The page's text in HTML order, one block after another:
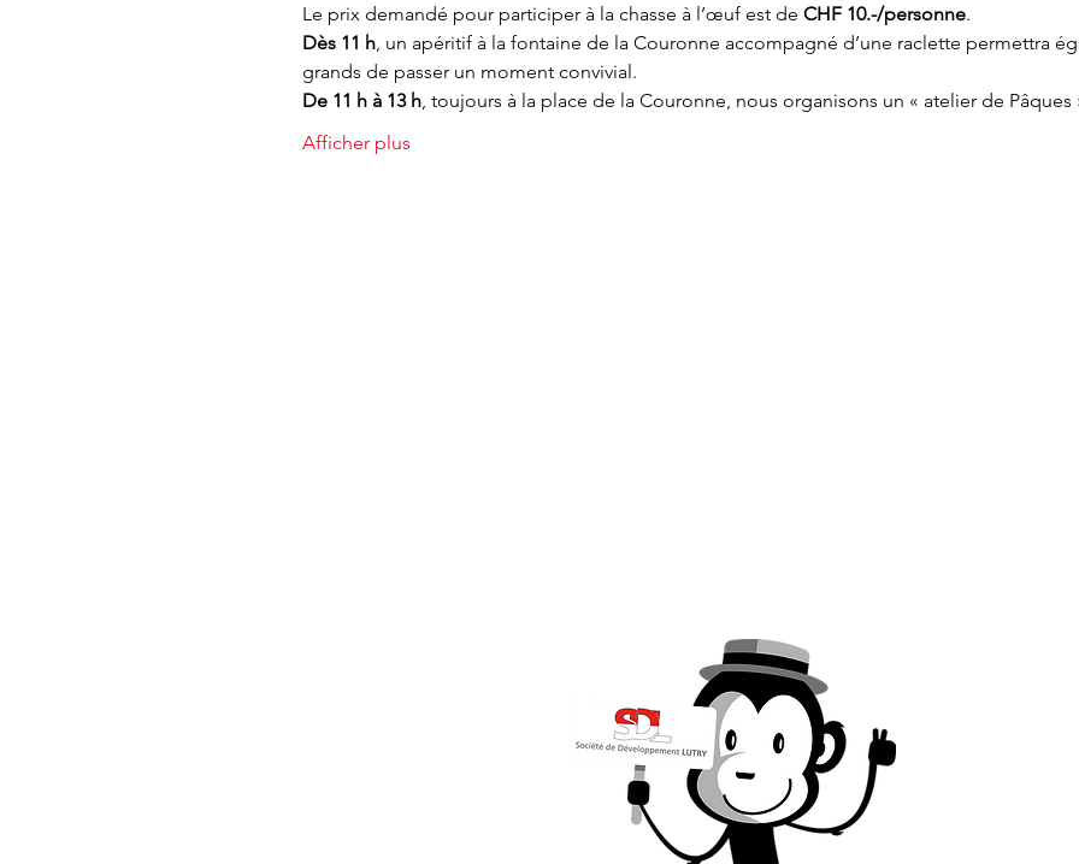
Le prix demandé pour participer à la chasse à l’œuf est de CHF 10.-/personne.
Dès 11 h, un apéritif à la fontaine de la Couronne accompagné d’une raclette permettra
grands de passer un moment convivial.
De 11 h à 13 h, toujours à la place de la Couronne, nous organisons un « atelier de
Afficher plus